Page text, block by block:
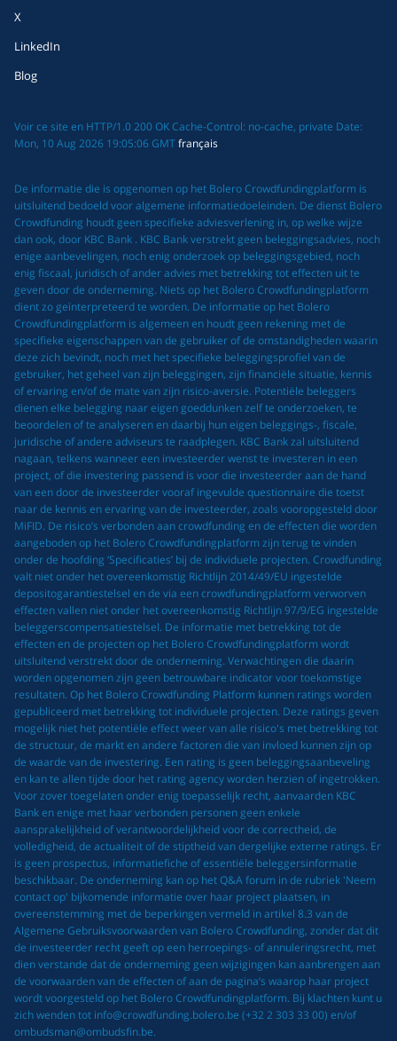
X
LinkedIn
Blog
Voir ce site en HTTP/1.0 200 OK Cache-Control: no-cache, private Date:
Mon, 10 Aug 2026 19:05:06 GMTfrançais
De informatie die is opgenomen op het Bolero Crowdfundingplatform is
uitsluitend bedoeld voor algemene informatiedoeleinden. De dienst Bolero
Crowdfunding houdt geen specifieke adviesverlening in, op welke wijze
dan ook, door KBC Bank . KBC Bank verstrekt geen beleggingsadvies, noch
enige aanbevelingen, noch enig onderzoek op beleggingsgebied, noch
enig fiscaal, juridisch of ander advies met betrekking tot effecten uit te
geven door de onderneming. Niets op het Bolero Crowdfundingplatform
dient zo geïnterpreteerd te worden. De informatie op het Bolero
Crowdfundingplatform is algemeen en houdt geen rekening met de
specifieke eigenschappen van de gebruiker of de omstandigheden waarin
deze zich bevindt, noch met het specifieke beleggingsprofiel van de
gebruiker, het geheel van zijn beleggingen, zijn financiële situatie, kennis
of ervaring en/of de mate van zijn risico-aversie. Potentiële beleggers
dienen elke belegging naar eigen goeddunken zelf te onderzoeken, te
beoordelen of te analyseren en daarbij hun eigen beleggings-, fiscale,
juridische of andere adviseurs te raadplegen. KBC Bank zal uitsluitend
nagaan, telkens wanneer een investeerder wenst te investeren in een
project, of die investering passend is voor die investeerder aan de hand
van een door de investeerder vooraf ingevulde questionnaire die toetst
naar de kennis en ervaring van de investeerder, zoals vooropgesteld door
MiFID. De risico’s verbonden aan crowdfunding en de effecten die worden
aangeboden op het Bolero Crowdfundingplatform zijn terug te vinden
onder de hoofding ‘Specificaties’ bij de individuele projecten. Crowdfunding
valt niet onder het overeenkomstig Richtlijn 2014/49/EU ingestelde
depositogarantiestelsel en de via een crowdfundingplatform verworven
effecten vallen niet onder het overeenkomstig Richtlijn 97/9/EG ingestelde
beleggerscompensatiestelsel. De informatie met betrekking tot de
effecten en de projecten op het Bolero Crowdfundingplatform wordt
uitsluitend verstrekt door de onderneming. Verwachtingen die daarin
worden opgenomen zijn geen betrouwbare indicator voor toekomstige
resultaten. Op het Bolero Crowdfunding Platform kunnen ratings worden
gepubliceerd met betrekking tot individuele projecten. Deze ratings geven
mogelijk niet het potentiële effect weer van alle risico's met betrekking tot
de structuur, de markt en andere factoren die van invloed kunnen zijn op
de waarde van de investering. Een rating is geen beleggingsaanbeveling
en kan te allen tijde door het rating agency worden herzien of ingetrokken.
Voor zover toegelaten onder enig toepasselijk recht, aanvaarden KBC
Bank en enige met haar verbonden personen geen enkele
aansprakelijkheid of verantwoordelijkheid voor de correctheid, de
volledigheid, de actualiteit of de stiptheid van dergelijke externe ratings. Er
is geen prospectus, informatiefiche of essentiële beleggersinformatie
beschikbaar. De onderneming kan op het Q&A forum in de rubriek 'Neem
contact op' bijkomende informatie over haar project plaatsen, in
overeenstemming met de beperkingen vermeld in artikel 8.3 van de
Algemene Gebruiksvoorwaarden van Bolero Crowdfunding, zonder dat dit
de investeerder recht geeft op een herroepings- of annuleringsrecht, met
dien verstande dat de onderneming geen wijzigingen kan aanbrengen aan
de voorwaarden van de effecten of aan de pagina’s waarop haar project
wordt voorgesteld op het Bolero Crowdfundingplatform. Bij klachten kunt u
zich wenden tot info@crowdfunding.bolero.be (+32 2 303 33 00) en/of
ombudsman@ombudsfin.be.